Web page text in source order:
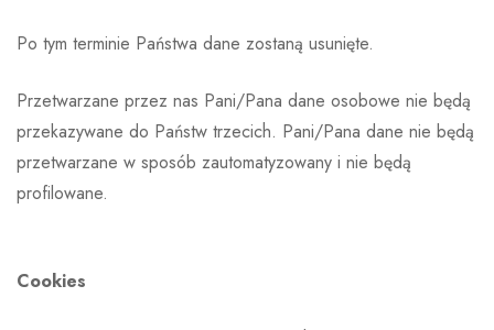
Po tym terminie Państwa dane zostaną usunięte.
Przetwarzane przez nas Pani/Pana dane osobowe nie będą
przekazywane do Państw trzecich. Pani/Pana dane nie będą
przetwarzane w sposób zautomatyzowany i nie będą
profilowane.
Cookies